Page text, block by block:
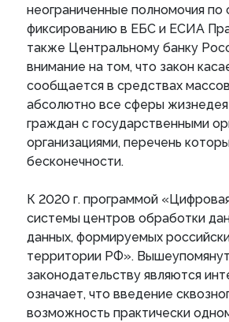
неограниченные полномочия
фиксированию в ЕБС и ЕСИА
также Центральному банку
внимание на том, что закон
сообщается в средствах
абсолютно все сферы
граждан с государственными
организациями, перечень
бесконечности.
К 2020 г. программой
системы центров обработки
данных, формируемых
территории РФ».
законодательству являются
означает, что введение
возможность практически